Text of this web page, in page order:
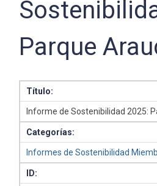
Parque
Título:
Informe de Sostenibilidad 2025:
Categorías:
Informes de Sostenibilidad
ID: